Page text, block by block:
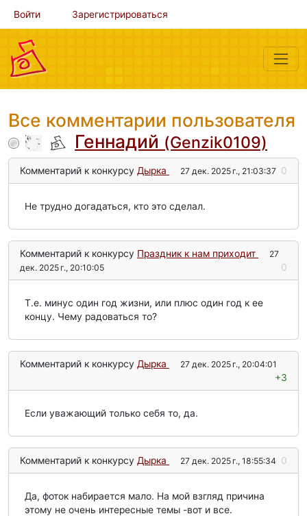
Войти Зарегистрироваться
Все комментарии пользователя
Геннадий (Genzik0109)
Комментарий к конкурсу Дырка 27 дек. 2025 г., 21:03:37 0
Не трудно догадаться, кто это сделал.
Комментарий к конкурсу Праздник к нам приходит
27
дек. 2025 г., 20:10:05
0
Т.е. минус один год жизни, или плюс один год к ее
концу. Чему радоваться то?
Комментарий к конкурсу Дырка 27 дек. 2025 г., 20:04:01
+3
Если уважающий только себя то, да.
Комментарий к конкурсу Дырка 27 дек. 2025 г., 18:55:34 0
Да, фоток набирается мало. На мой взгляд причина
этому не очень интересные темы -вот и все.